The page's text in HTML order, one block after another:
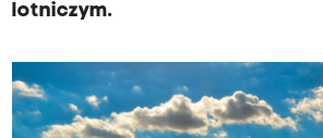
lotniczym.